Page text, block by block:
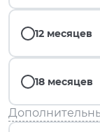
12 месяцев
18 месяцев